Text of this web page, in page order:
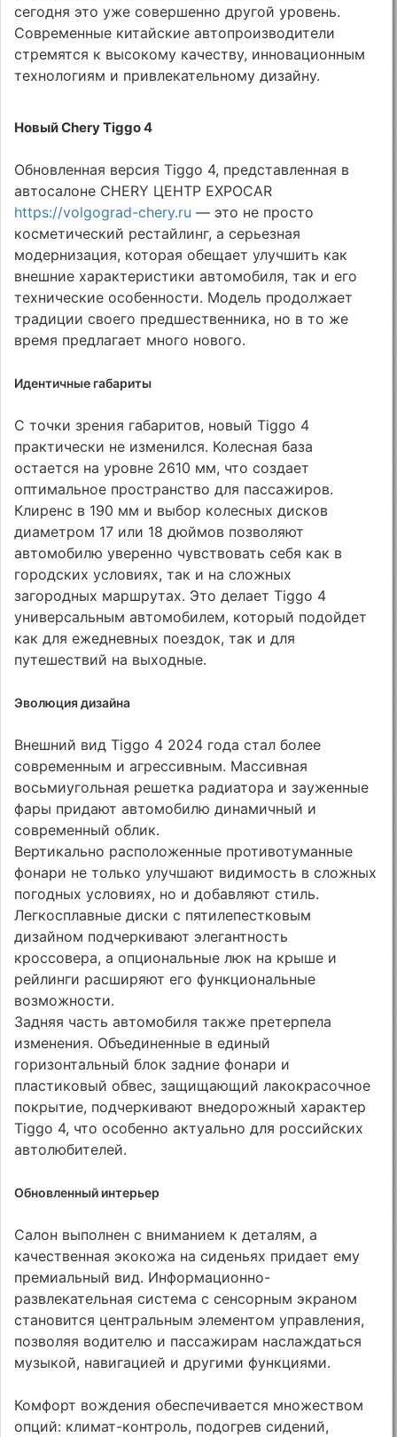
сегодня это уже совершенно другой уровень.
Современные китайские автопроизводители
стремятся к высокому качеству, инновационным
технологиям и привлекательному дизайну.
Новый Chery Tiggo 4
Обновленная версия Tiggo 4, представленная в
автосалоне CHERY ЦЕНТР EXPOCAR
https://volgograd-chery.ru — это не просто
косметический рестайлинг, а серьезная
модернизация, которая обещает улучшить как
внешние характеристики автомобиля, так и его
технические особенности. Модель продолжает
традиции своего предшественника, но в то же
время предлагает много нового.
Идентичные габариты
С точки зрения габаритов, новый Tiggo 4
практически не изменился. Колесная база
остается на уровне 2610 мм, что создает
оптимальное пространство для пассажиров.
Клиренс в 190 мм и выбор колесных дисков
диаметром 17 или 18 дюймов позволяют
автомобилю уверенно чувствовать себя как в
городских условиях, так и на сложных
загородных маршрутах. Это делает Tiggo 4
универсальным автомобилем, который подойдет
как для ежедневных поездок, так и для
путешествий на выходные.
Эволюция дизайна
Внешний вид Tiggo 4 2024 года стал более
современным и агрессивным. Массивная
восьмиугольная решетка радиатора и зауженные
фары придают автомобилю динамичный и
современный облик.
Вертикально расположенные противотуманные
фонари не только улучшают видимость в сложных
погодных условиях, но и добавляют стиль.
Легкосплавные диски с пятилепестковым
дизайном подчеркивают элегантность
кроссовера, а опциональные люк на крыше и
рейлинги расширяют его функциональные
возможности.
Задняя часть автомобиля также претерпела
изменения. Объединенные в единый
горизонтальный блок задние фонари и
пластиковый обвес, защищающий лакокрасочное
покрытие, подчеркивают внедорожный характер
Tiggo 4, что особенно актуально для российских
автолюбителей.
Обновленный интерьер
Салон выполнен с вниманием к деталям, а
качественная экокожа на сиденьях придает ему
премиальный вид. Информационно-
развлекательная система с сенсорным экраном
становится центральным элементом управления,
позволяя водителю и пассажирам наслаждаться
музыкой, навигацией и другими функциями.
Комфорт вождения обеспечивается множеством
опций: климат-контроль, подогрев сидений,